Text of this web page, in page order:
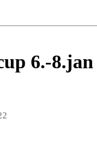
6.-8.jan